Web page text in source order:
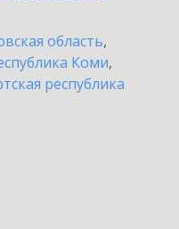
область,
Коми,
республика